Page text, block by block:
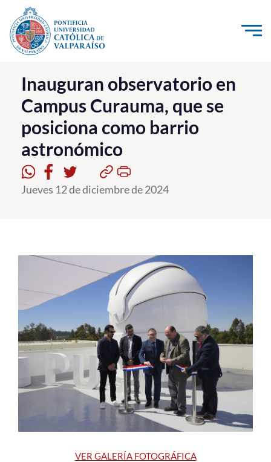
Click acá para ir directamente al contenido
La Universidad
Investigación, Creación e Innovación
PUCV Internacional
Vinculación con el Medio
Admisión
Formación Continua
Estudiantes
Académicos
Funcionarios
Alumni
Inauguran observatorio en
Campus Curauma, que se
posiciona como barrio
astronómico
Jueves 12 de diciembre de 2024
VER GALERÍA FOTOGRÁFICA